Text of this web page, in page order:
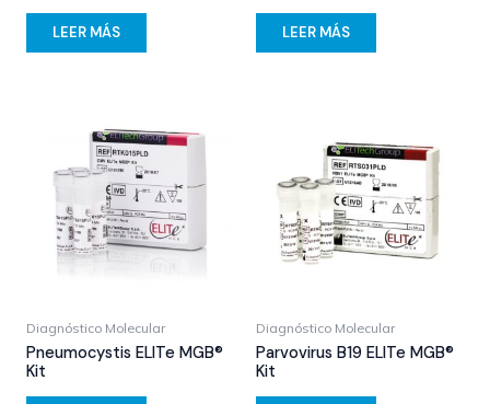
LEER MÁS LEER MÁS
Diagnóstico Molecular
Pneumocystis ELITe MGB®
Kit
Diagnóstico Molecular
Parvovirus B19 ELITe MGB®
Kit